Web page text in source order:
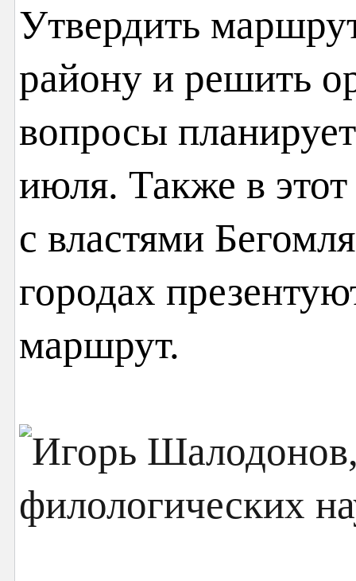
Утвердить
району и решить
вопросы
июля. Также в этот
с властями
городах
маршрут.